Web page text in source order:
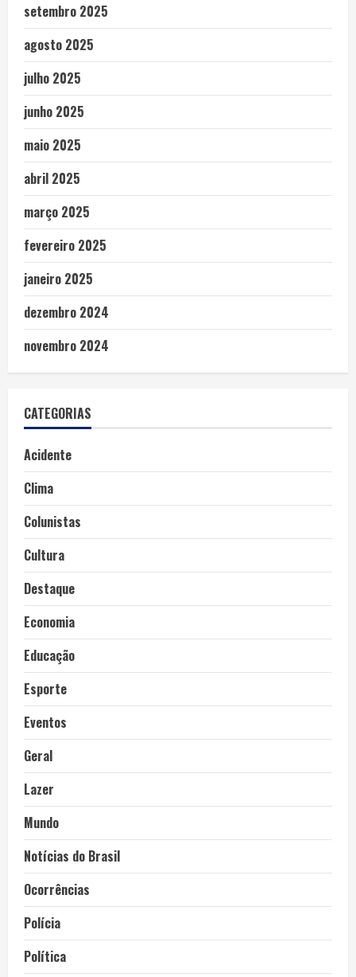
setembro 2025
agosto 2025
julho 2025
junho 2025
maio 2025
abril 2025
março 2025
fevereiro 2025
janeiro 2025
dezembro 2024
novembro 2024
CATEGORIAS
Acidente
Clima
Colunistas
Cultura
Destaque
Economia
Educação
Esporte
Eventos
Geral
Lazer
Mundo
Notícias do Brasil
Ocorrências
Polícia
Política